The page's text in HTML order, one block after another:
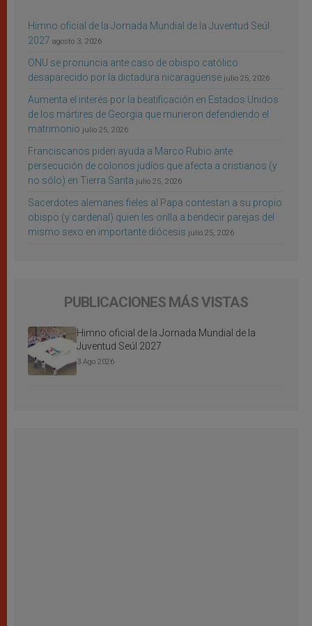
Himno oficial de la Jornada Mundial de la Juventud Seúl
2027 agosto 3, 2026
ONU se pronuncia ante caso de obispo católico
desaparecido por la dictadura nicaragüense julio 25, 2026
Aumenta el interés por la beatificación en Estados Unidos
de los mártires de Georgia que murieron defendiendo el
matrimonio julio 25, 2026
Franciscanos piden ayuda a Marco Rubio ante
persecución de colonos judíos que afecta a cristianos (y
no sólo) en Tierra Santa julio 25, 2026
Sacerdotes alemanes fieles al Papa contestan a su propio
obispo (y cardenal) quien les orilla a bendecir parejas del
mismo sexo en importante diócesis julio 25, 2026
PUBLICACIONES MÁS VISTAS
Himno oficial de la Jornada Mundial de la
Juventud Seúl 2027
3 Ago 2026